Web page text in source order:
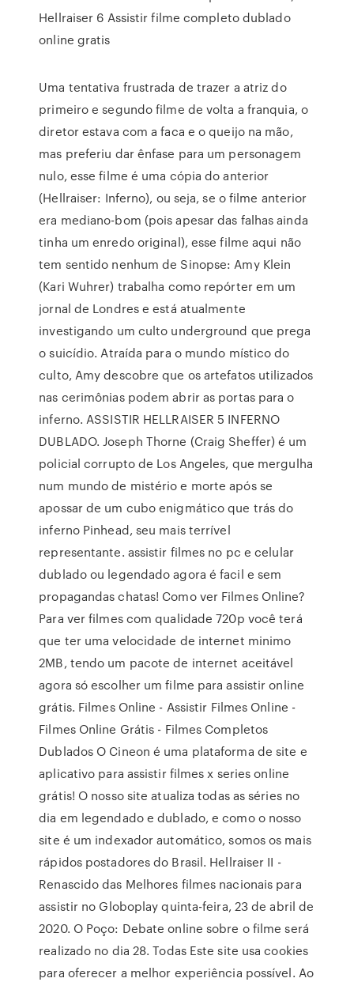
Hellraiser 6 Assistir filme completo dublado
online gratis
Uma tentativa frustrada de trazer a atriz do
primeiro e segundo filme de volta a franquia, o
diretor estava com a faca e o queijo na mão,
mas preferiu dar ênfase para um personagem
nulo, esse filme é uma cópia do anterior
(Hellraiser: Inferno), ou seja, se o filme anterior
era mediano-bom (pois apesar das falhas ainda
tinha um enredo original), esse filme aqui não
tem sentido nenhum de Sinopse: Amy Klein
(Kari Wuhrer) trabalha como repórter em um
jornal de Londres e está atualmente
investigando um culto underground que prega
o suicídio. Atraída para o mundo místico do
culto, Amy descobre que os artefatos utilizados
nas cerimônias podem abrir as portas para o
inferno. ASSISTIR HELLRAISER 5 INFERNO
DUBLADO. Joseph Thorne (Craig Sheffer) é um
policial corrupto de Los Angeles, que mergulha
num mundo de mistério e morte após se
apossar de um cubo enigmático que trás do
inferno Pinhead, seu mais terrível
representante. assistir filmes no pc e celular
dublado ou legendado agora é facil e sem
propagandas chatas! Como ver Filmes Online?
Para ver filmes com qualidade 720p você terá
que ter uma velocidade de internet minimo
2MB, tendo um pacote de internet aceitável
agora só escolher um filme para assistir online
grátis. Filmes Online - Assistir Filmes Online -
Filmes Online Grátis - Filmes Completos
Dublados O Cineon é uma plataforma de site e
aplicativo para assistir filmes x series online
grátis! O nosso site atualiza todas as séries no
dia em legendado e dublado, e como o nosso
site é um indexador automático, somos os mais
rápidos postadores do Brasil. Hellraiser II -
Renascido das Melhores filmes nacionais para
assistir no Globoplay quinta-feira, 23 de abril de
2020. O Poço: Debate online sobre o filme será
realizado no dia 28. Todas Este site usa cookies
para oferecer a melhor experiência possível. Ao